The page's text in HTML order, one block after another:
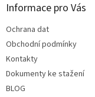
Informace pro Vás
Ochrana dat
Obchodní podmínky
Kontakty
Dokumenty ke stažení
BLOG